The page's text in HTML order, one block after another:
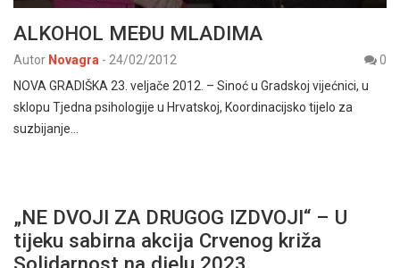
ALKOHOL MEĐU MLADIMA
Autor Novagra - 24/02/2012
0
NOVA GRADIŠKA 23. veljače 2012. – Sinoć u Gradskoj vijećnici, u
sklopu Tjedna psihologije u Hrvatskoj, Koordinacijsko tijelo za
suzbijanje…
„NE DVOJI ZA DRUGOG IZDVOJI“ – U
tijeku sabirna akcija Crvenog križa